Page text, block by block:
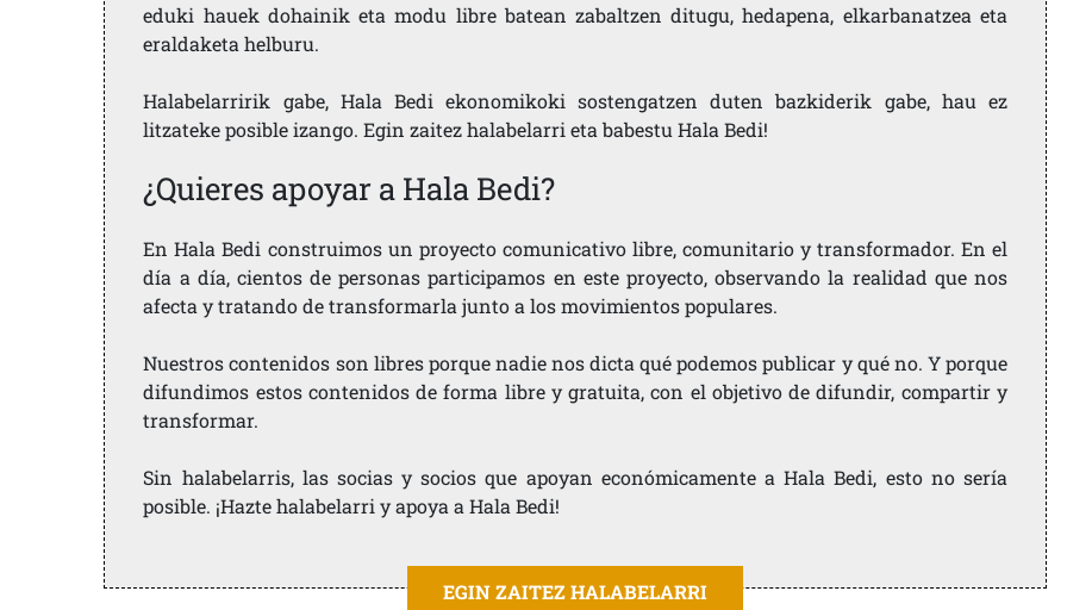
eduki hauek dohainik eta modu libre batean zabaltzen ditugu, hedapena, elkarbanatzea eta
eraldaketa helburu.
Halabelarririk gabe, Hala Bedi ekonomikoki sostengatzen duten bazkiderik gabe, hau ez
litzateke posible izango. Egin zaitez halabelarri eta babestu Hala Bedi!
¿Quieres apoyar a Hala Bedi?
En Hala Bedi construimos un proyecto comunicativo libre, comunitario y transformador. En el
día a día, cientos de personas participamos en este proyecto, observando la realidad que nos
afecta y tratando de transformarla junto a los movimientos populares.
Nuestros contenidos son libres porque nadie nos dicta qué podemos publicar y qué no. Y porque
difundimos estos contenidos de forma libre y gratuita, con el objetivo de difundir, compartir y
transformar.
Sin halabelarris, las socias y socios que apoyan económicamente a Hala Bedi, esto no sería
posible. ¡Hazte halabelarri y apoya a Hala Bedi!
EGIN ZAITEZ HALABELARRI